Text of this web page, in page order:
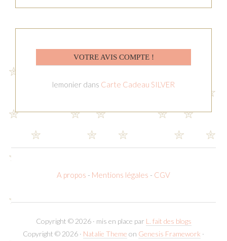
VOTRE AVIS COMPTE !
lemonier dans Carte Cadeau SILVER
A propos - Mentions légales - CGV
Copyright © 2026 · mis en place par L. fait des blogs
Copyright © 2026 · Natalie Theme on Genesis Framework ·